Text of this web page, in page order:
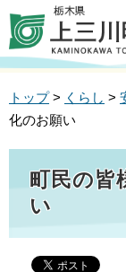
トップ> くらし >
化のお願い
町民の皆
い